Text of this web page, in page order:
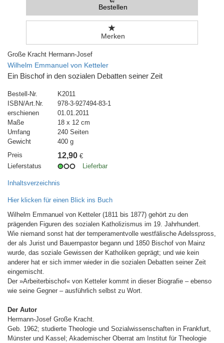
Bestellen
Merken
Große Kracht Hermann-Josef
Wilhelm Emmanuel von Ketteler
Ein Bischof in den sozialen Debatten seiner Zeit
Bestell-Nr.
K2011
ISBN/Art.Nr.
978-3-927494-83-1
erschienen
01.01.2011
Maße
18 x 12 cm
Umfang
240 Seiten
Gewicht
400 g
Preis
12,90 €
Lieferstatus
Lieferbar
Inhaltsverzeichnis
Hier klicken für einen Blick ins Buch
Wilhelm Emmanuel von Ketteler (1811 bis 1877) gehört zu den
prägenden Figuren des sozialen Katholizismus im 19. Jahrhundert.
Wie niemand sonst hat der temperamentvolle westfälische Adelsspross,
der als Jurist und Bauernpastor begann und 1850 Bischof von Mainz
wurde, das soziale Gewissen der Katholiken geprägt; und wie kein
anderer hat er sich immer wieder in die sozialen Debatten seiner Zeit
eingemischt.
Der »Arbeiterbischof« von Ketteler kommt in dieser Biografie – ebenso
wie seine Gegner – ausführlich selbst zu Wort.
Der Autor
Hermann-Josef Große Kracht.
Geb. 1962; studierte Theologie und Sozialwissenschaften in Frankfurt,
Münster und Kassel; Akademischer Oberrat am Institut für Theologie